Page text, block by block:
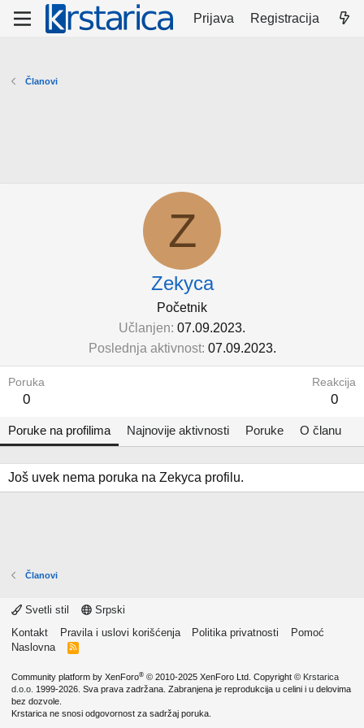
Prijava Registracija
Članovi
Z
Zekyca
Početnik
Učlanjen 07.09.2023.
Poslednja aktivnost 07.09.2023.
Poruka
0
Reakcija
0
Poruke na profilima Najnovije aktivnosti Poruke O članu
Još uvek nema poruka na Zekyca profilu.
Članovi
Svetli stil
Srpski
Kontakt
Pravila i uslovi korišćenja Politika privatnosti
Pomoć
Naslovna
R
Community platform by XenForo® © 2010-2025 XenForo Ltd. Copyright © Krstarica
d.o.o. 1999-2026. Sva prava zadržana. Zabranjena je reprodukcija u celini i u delovima
bez dozvole.
Krstarica ne snosi odgovornost za sadržaj poruka.